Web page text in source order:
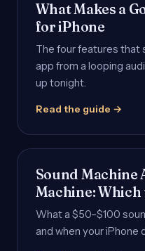
What Makes a
for iPhone
The four features that
app from a looping
up tonight.
Read the guide →
Sound Machine
Machine: Which
What a $50–$100
and when your